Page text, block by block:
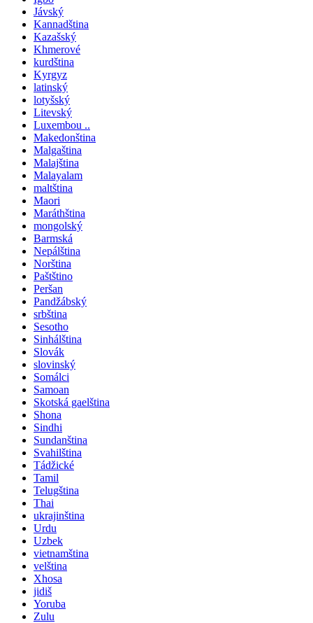
Jávský
Kannadština
Kazašský
Khmerové
kurdština
Kyrgyz
latinský
lotyšský
Litevský
Luxembou ..
Makedonština
Malgaština
Malajština
Malayalam
maltština
Maori
Maráthština
mongolský
Barmská
Nepálština
Norština
Paštštino
Peršan
Pandžábský
srbština
Sesotho
Sinhálština
Slovák
slovinský
Somálci
Samoan
Skotská gaelština
Shona
Sindhi
Sundanština
Svahilština
Tádžické
Tamil
Telugština
Thai
ukrajinština
Urdu
Uzbek
vietnamština
velština
Xhosa
jidiš
Yoruba
Zulu